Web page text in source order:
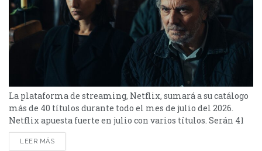
La plataforma de streaming, Netflix, sumará a su catálogo
más de 40 títulos durante todo el mes de julio del 2026.
Netflix apuesta fuerte en julio con varios títulos. Serán 41
en total, entre los que se destacan: La casa de la pradera,
Heartstopper Forever y Enola Holmes 3. La lista completa,
LEER MÁS